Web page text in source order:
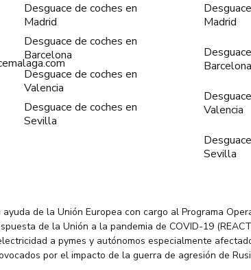
Desguace de coches en
Madrid
Desguace de coches en
Barcelona
Desguace de coches en
Valencia
Desguace de coches en
Sevilla
Madrid
Barcelona
Valencia
Sevilla
de la Unión Europea con cargo al Programa
de la Unión a la pandemia de COVID-19
a pymes y autónomos especialmente
por el impacto de la guerra de agresión de